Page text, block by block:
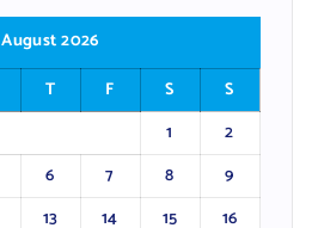
August 2026
T F S
S
1
2
6 7 8
9
13 14 15 16